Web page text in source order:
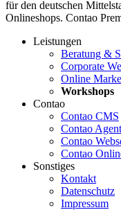
für den deutschen
Onlineshops. Contao
Leistungen
Beratung &
Corporate
Online
Workshops
Contao
Contao CMS
Contao
Contao
Contao
Sonstiges
Kontakt
Datenschutz
Impressum